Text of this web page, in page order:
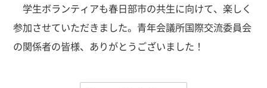
学生ボランティアも春日部市の共生に向けて、楽しく
参加させていただきました。青年会議所国際交流委員会
の関係者の皆様、ありがとうございました！